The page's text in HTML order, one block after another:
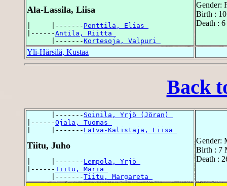
Ala-Lassila, Liisa
|     |------- Penttilä, Elias
|------Antila, Riitta
      |-------
Kortesoja, Valpuri
Gender:
Birth :
Death :
Yli-Härsilä, Kustaa
Back
      |-------
Soinila, Yrjö (Jöran)
|------Ojala, Tuomas
|     |------- Latva-Kalistaja, Liisa
Tiitu, Juho
|     |------- Lempola, Yrjö
|------Tiitu, Maria
      |-------
Tiitu, Margareta
Gender:
Birth : 7
Death :